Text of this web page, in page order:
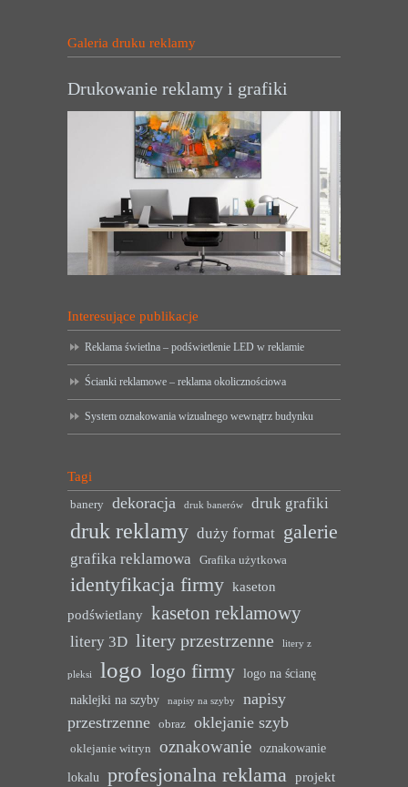
Galeria druku reklamy
Drukowanie reklamy i grafiki
Interesujące publikacje
Reklama świetlna – podświetlenie LED w reklamie
Ścianki reklamowe – reklama okolicznościowa
System oznakowania wizualnego wewnątrz budynku
Tagi
banery dekoracja druk banerów druk grafiki
druk reklamy duży format galerie
grafika reklamowa Grafika użytkowa
identyfikacja firmy kaseton
podświetlany kaseton reklamowy
litery 3D litery przestrzenne litery z
pleksi logo logo firmy logo na ścianę
naklejki na szyby
napisy na szyby
napisy
przestrzenne
obraz oklejanie szyb
oklejanie witryn oznakowanie oznakowanie
lokalu profesjonalna reklama projekt